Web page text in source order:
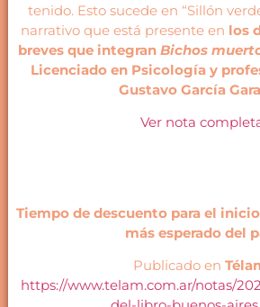
tenido. Esto sucede en “Sillón
narrativo que está presente en los
breves que integran Bichos
Licenciado en Psicología y
Gustavo García
Ver nota
Tiempo de descuento para el
más esperado del
Publicado en
https://www.telam.com.ar/notas/